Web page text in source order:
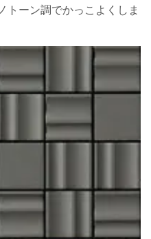
トーン調でかっこよくしま